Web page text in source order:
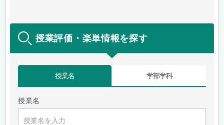
授業評価・楽単情報を探す
授業名 学部学科
授業名